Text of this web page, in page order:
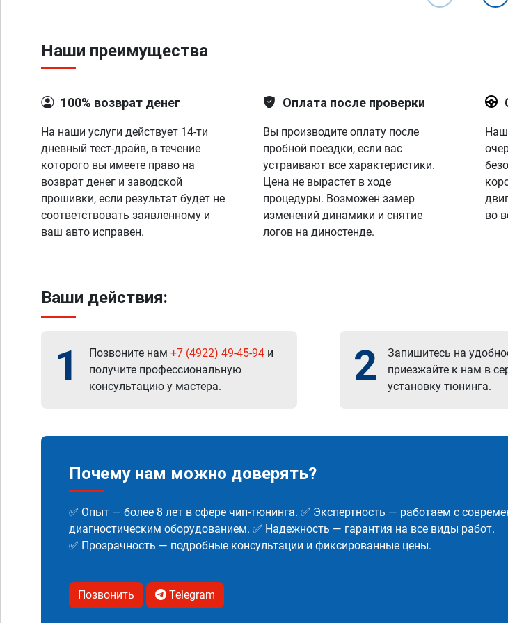
Наши преимущества
100% возврат денег
На наши услуги действует 14-ти
дневный тест-драйв, в течение
которого вы имеете право на
возврат денег и заводской
прошивки, если результат будет не
соответствовать заявленному и
ваш авто исправен.
Оплата после проверки
Вы производите оплату после
пробной поездки, если вас
устраивают все характеристики.
Цена не вырастет в ходе
процедуры. Возможен замер
изменений динамики и снятие
логов на диностенде.
во
Ваши действия:
1 Позвоните нам +7 (4922) 49-45-94 и
получите профессиональную
консультацию у мастера.
2
Запишитесь на
приезжайте к нам в
установку тюнинга.
Почему нам можно доверять?
✅ Опыт — более 8 лет в сфере чип-тюнинга. ✅ Экспертность — работаем с
диагностическим оборудованием. ✅ Надежность — гарантия на все виды работ.
✅ Прозрачность — подробные консультации и фиксированные цены.
Позвонить Telegram